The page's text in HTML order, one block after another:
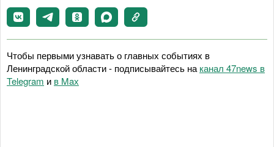
Чтобы первыми узнавать о главных событиях в
Ленинградской области - подписывайтесь на канал 47news в
Telegram и в Maх